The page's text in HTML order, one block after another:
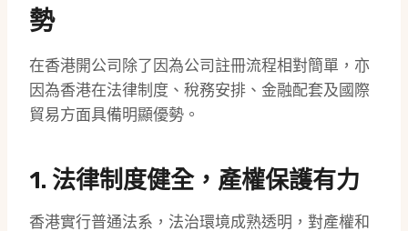
勢
在香港開公司除了因為公司註冊流程相對簡單，亦
因為香港在法律制度、稅務安排、金融配套及國際
貿易方面具備明顯優勢。
1. 法律制度健全，產權保護有力
香港實行普通法系，法治環境成熟透明，對產權和